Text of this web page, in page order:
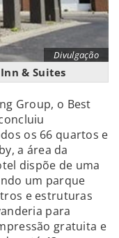
Divulgação
& Suites
Group, o Best
os 66 quartos e
a área da
dispõe de uma
um parque
e estruturas
para
gratuita e